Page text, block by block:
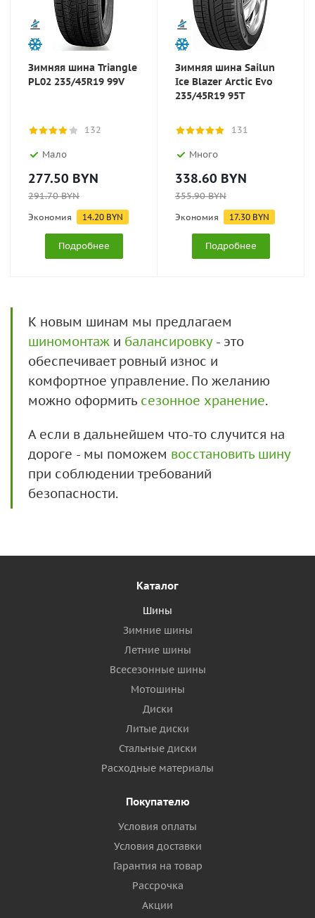
Зимняя шина Triangle
PL02 235/45R19 99V
132
Мало
277.50 BYN
291.70BYN
Экономия 14.20 BYN
Подробнее
Зимняя шина Sailun
Ice Blazer Arctic Evo
235/45R19 95T
131
Много
338.60 BYN
355.90BYN
Экономия 17.30 BYN
Подробнее
К новым шинам мы предлагаем
шиномонтаж и балансировку- это
обеспечивает ровный износ и
комфортное управление. По желанию
можно оформить сезонное хранение.
А если в дальнейшем что-то случится на
дороге - мы поможем восстановить шину
при соблюдении требований
безопасности.
Каталог
Шины
Зимние шины
Летние шины
Всесезонные шины
Мотошины
Диски
Литые диски
Стальные диски
Расходные материалы
Покупателю
Условия оплаты
Условия доставки
Гарантия на товар
Рассрочка
Акции